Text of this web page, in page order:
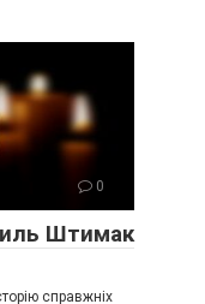
0
Штимак
справжніх